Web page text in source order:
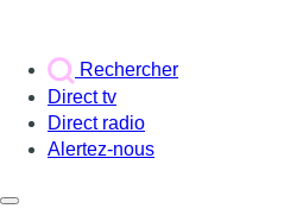
Rechercher
Direct tv
Direct radio
Alertez-nous